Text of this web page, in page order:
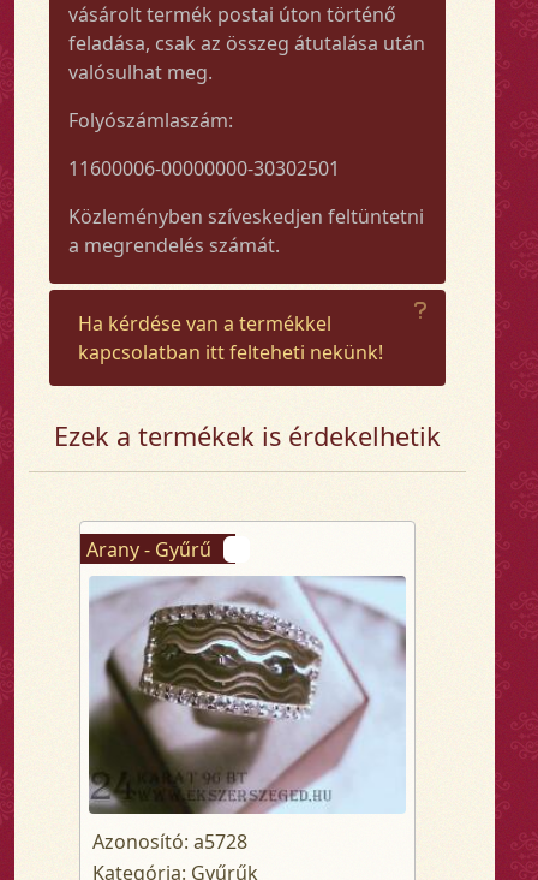
vásárolt termék postai úton történő
feladása, csak az összeg átutalása után
valósulhat meg.
Folyószámlaszám:
11600006-00000000-30302501
Közleményben szíveskedjen feltüntetni
a megrendelés számát.
Ha kérdése van a termékkel
kapcsolatban itt felteheti nekünk!
Ezek a termékek is érdekelhetik
Arany - Gyűrű
Azonosító: a5728
Kategória: Gyűrűk